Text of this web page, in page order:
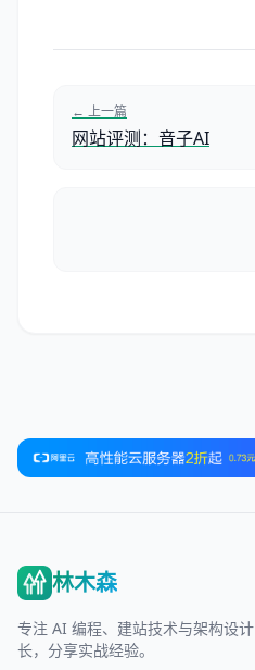
← 上一篇
网站评测：音子AI
林木森
专注 AI 编程、建站技术与架构设
长，分享实战经验。